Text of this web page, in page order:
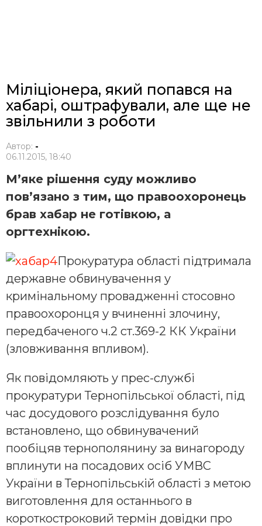
Міліціонера, який попався на
хабарі, оштрафували, але ще не
звільнили з роботи
Автор: -
06.11.2015, 18:40
М’яке рішення суду можливо
пов’язано з тим, що правоохоронець
брав хабар не готівкою, а
оргтехнікою.
Прокуратура області підтримала
державне обвинувачення у
кримінальному провадженні стосовно
правоохоронця у вчиненні злочину,
передбаченого ч.2 ст.369-2 КК України
(зловживання впливом).
Як повідомляють у прес-службі
прокуратури Тернопільської області, під
час досудового розслідування було
встановлено, що обвинувачений
пообіцяв тернополянину за винагороду
вплинути на посадових осіб УМВС
України в Тернопільській області з метою
виготовлення для останнього в
короткостроковий термін довідки про